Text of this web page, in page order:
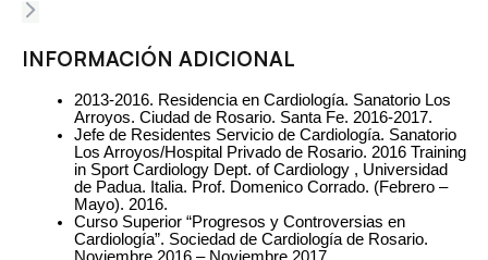
INFORMACIÓN ADICIONAL
2013-2016. Residencia en Cardiología. Sanatorio Los
Arroyos. Ciudad de Rosario. Santa Fe. 2016-2017.
Jefe de Residentes Servicio de Cardiología. Sanatorio
Los Arroyos/Hospital Privado de Rosario. 2016 Training
in Sport Cardiology Dept. of Cardiology , Universidad
de Padua. Italia. Prof. Domenico Corrado. (Febrero –
Mayo). 2016.
Curso Superior “Progresos y Controversias en
Cardiología”. Sociedad de Cardiología de Rosario.